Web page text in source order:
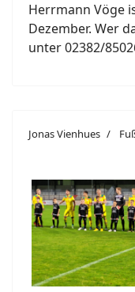
Herrmann Vöge
Dezember. Wer
unter 02382/
Jonas Vienhues